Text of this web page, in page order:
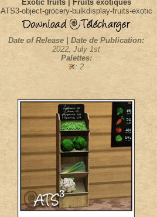
Exotic fruits | Fruits exotiques
ATS3-object-grocery-bulkdisplay-fruits-exotic
Date of Release | Date de Publication:
2022, July 1st
Palettes:
: 2